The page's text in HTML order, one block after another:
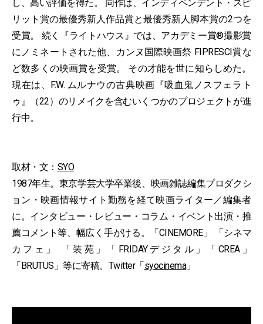
し、高い評価を得た。 同作は、インディペンデント・スピ
リット賞の最優秀新人作品賞と最優秀新人脚本賞の2つを
受賞。 続く『ライトハウス』では、アカデミー賞®撮影賞
にノミネートされた他、カンヌ国際映画祭 FIPRESCI賞な
ど数多くの映画賞を受賞。 その才能を世に知らしめた。
現在は、F.W. ムルナウの古典映画『吸血鬼ノスフェラト
ゥ』（22）のリメイクを含むいくつかのプロジェクトが進
行中。
取材・文： SYO
1987年生。東京学芸大学卒業後、映画雑誌編集プロダクシ
ョン・映画情報サイト勤務を経て映画ライター／編集者
に。インタビュー・レビュー・コラム・イベント出演・推
薦コメント等、幅広く手がける。「CINEMORE」 「シネマ
カフェ」 「装苑」「FRIDAYデジタル」「CREA」
「BRUTUS」等に寄稿。Twitter「 syocinema」